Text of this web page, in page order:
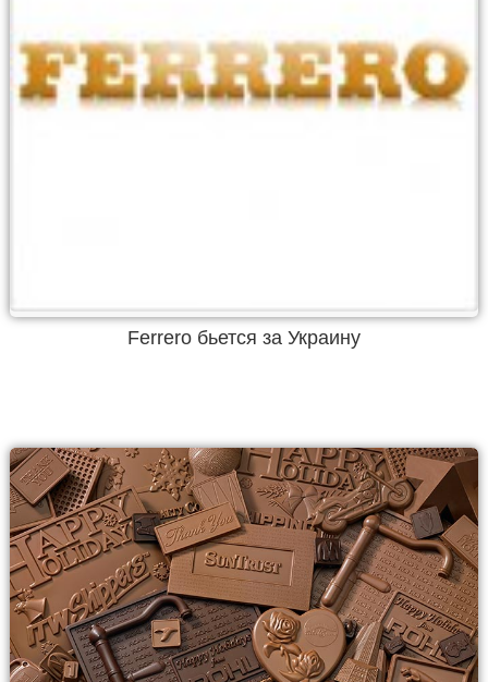
Ferrero бьется за Украину